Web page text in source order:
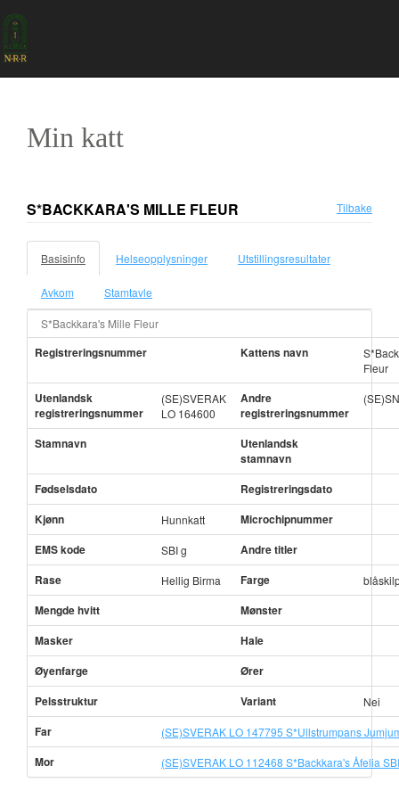
Min katt
S*BACKKARA'S MILLE FLEUR Tilbake
Basisinfo Helseopplysninger Utstillingsresultater
Avkom Stamtavle
S*Backkara's Mille Fleur
Registreringsnummer Kattens navn
Fleur
Utenlandsk
registreringsnummer
(SE)SVERAK
LO 164600
Andre
registreringsnummer
Stamnavn
Utenlandsk
stamnavn
Fødselsdato
Registreringsdato
Kjønn
Hunnkatt
Microchipnummer
EMS kode
SBI g
Andre titler
Rase
Hellig Birma Farge
Mengde hvitt
Mønster
Masker
Hale
Øyenfarge
Ører
Pelsstruktur
Variant Nei
Far (SE)SVERAK LO 147795 S*Ullstrumpans
Mor (SE)SVERAK LO 112468 S*Backkara's Åfelia